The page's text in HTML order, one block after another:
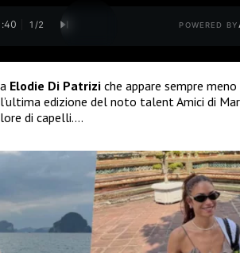
1 /2 POWERED BY
Elodie Di Patrizi che appare sempre
edizione del noto talent Amici di
di capelli….